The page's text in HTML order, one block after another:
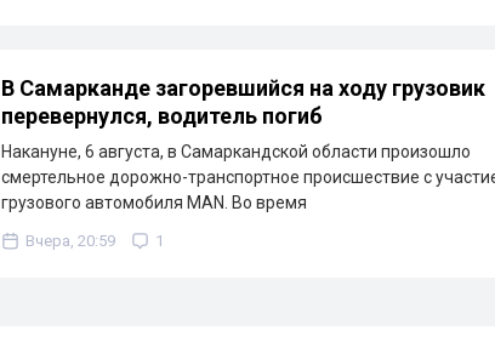
В Самарканде загоревшийся на ходу грузовик
перевернулся, водитель погиб
Накануне, 6 августа, в Самаркандской области произошло
смертельное дорожно-транспортное происшествие с
грузового автомобиля MAN. Во время
Вчера, 20:59 1